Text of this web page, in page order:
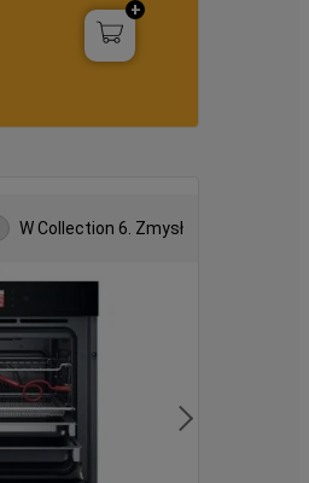
W Collection 6. Zmysł